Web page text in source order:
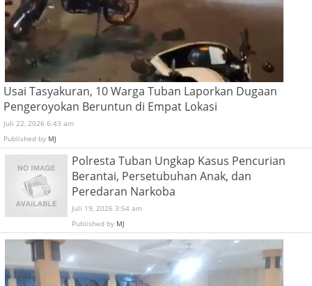
Usai Tasyakuran, 10 Warga Tuban Laporkan Dugaan
Pengeroyokan Beruntun di Empat Lokasi
Juli 22, 2026 6:43 am
Published by MJ
Polresta Tuban Ungkap Kasus Pencurian
Berantai, Persetubuhan Anak, dan
Peredaran Narkoba
Juli 19, 2026 3:54 am
Published by MJ